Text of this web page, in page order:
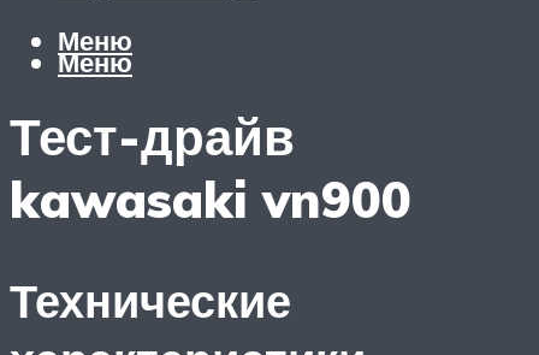
Меню
Меню
Тест-драйв
kawasaki vn900
Технические